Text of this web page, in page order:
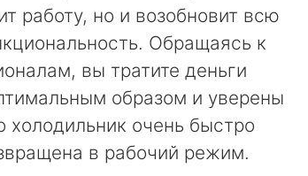
работу, но и возобновит всю
Обращаясь к
вы тратите деньги
образом и уверены
холодильник очень быстро
в рабочий режим.